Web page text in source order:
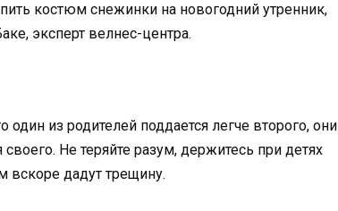
костюм снежинки на новогодний утренник,
эксперт велнес-центра.
из родителей поддается легче второго, они
Не теряйте разум, держитесь при детях
вскоре дадут трещину.